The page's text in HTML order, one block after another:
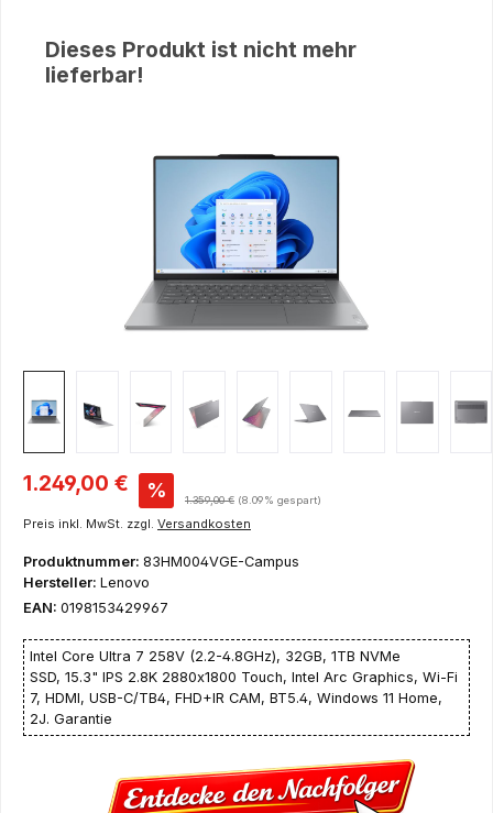
Dieses Produkt ist nicht mehr
lieferbar!
Verkaufspreis:
1.249,00 € % Regulärer Preis:
1.359,00 € (8.09% gespart)
Preis inkl. MwSt. zzgl. Versandkosten
Produktnummer: 83HM004VGE-Campus
Hersteller: Lenovo
EAN: 0198153429967
Intel Core Ultra 7 258V (2.2-4.8GHz), 32GB, 1TB NVMe
SSD, 15.3" IPS 2.8K 2880x1800 Touch, Intel Arc Graphics, Wi-Fi
7, HDMI, USB-C/TB4, FHD+IR CAM, BT5.4, Windows 11 Home,
2J. Garantie